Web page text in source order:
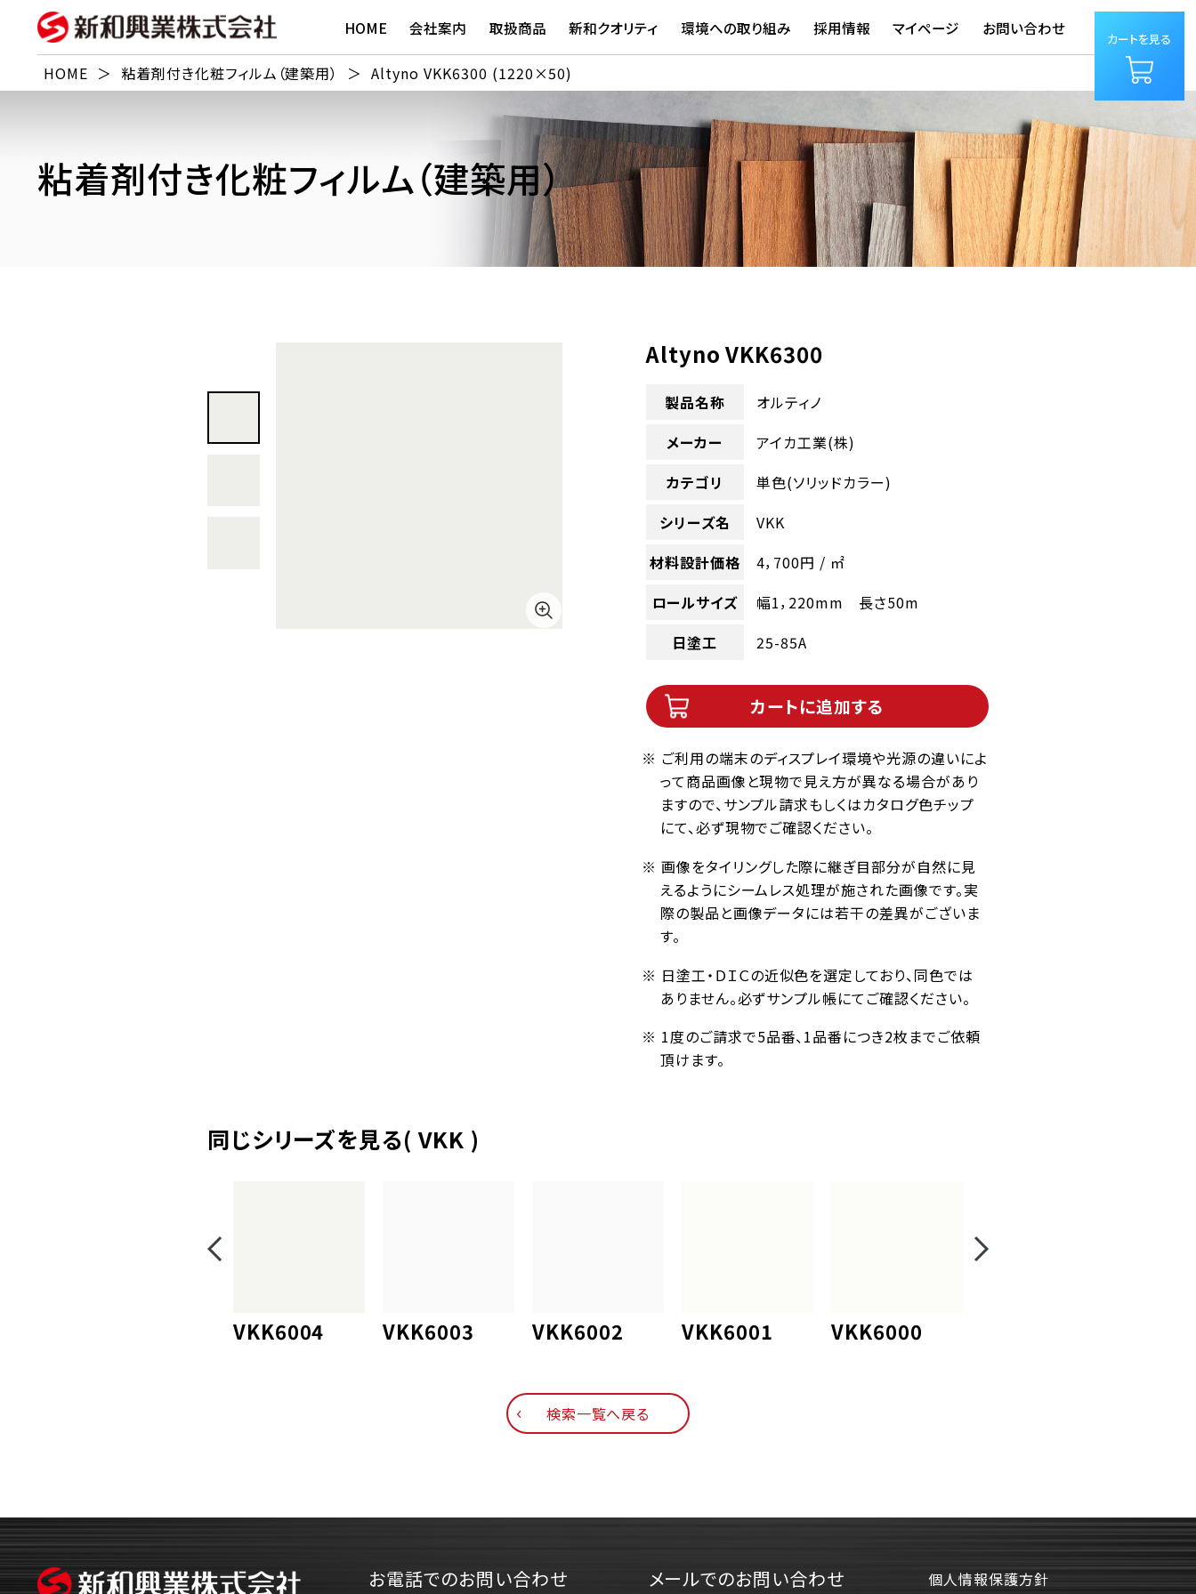
HOME 会社案内 取扱商品 新和クオリティ 環境への取り組み 採用情報 マイページ お問い合わせ
カートを見る
HOME ＞ 粘着剤付き化粧フィルム（建築用） ＞ Altyno VKK6300 (1220×50)
粘着剤付き化粧フィルム（建築用）
Altyno VKK6300
製品名称
オルティノ
メーカー
アイカ工業(株)
カテゴリ
単色(ソリッドカラー)
シリーズ名
VKK
材料設計価格
4，700円 / ㎡
ロールサイズ
幅1，220mm 長さ50m
日塗工
25-85A
カートに追加する
※ ご利用の端末のディスプレイ環境や光源の違いによ
って商品画像と現物で見え方が異なる場合があり
ますので、サンプル請求もしくはカタログ色チップ
にて、必ず現物でご確認ください。
※ 画像をタイリングした際に継ぎ目部分が自然に見
えるようにシームレス処理が施された画像です。実
際の製品と画像データには若干の差異がございま
す。
※ 日塗工・ＤＩＣの近似色を選定しており、同色では
ありません。必ずサンプル帳にてご確認ください。
※ 1度のご請求で5品番、1品番につき2枚までご依頼
頂けます。
同じシリーズを見る( VKK )
VKK6004 VKK6003 VKK6002 VKK6001 VKK6000
検索一覧へ戻る
お電話でのお問い合わせ メールでのお問い合わせ 個人情報保護方針